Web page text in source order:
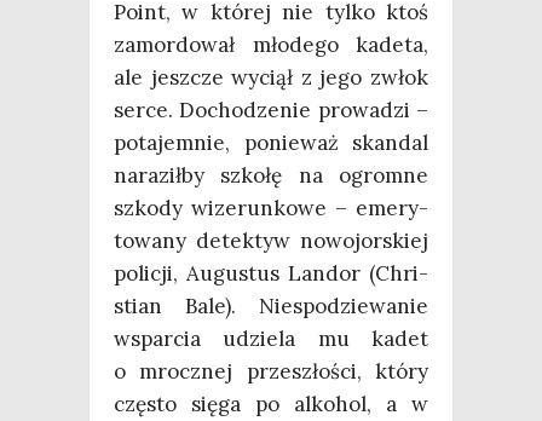
Point, w któ­rej nie tyl­ko ktoś
zamor­do­wał mło­de­go kade­ta,
ale jesz­cze wyciął z jego zwłok
ser­ce. Docho­dze­nie pro­wa­dzi –
pota­jem­nie, ponie­waż skan­dal
nara­ził­by szko­łę na ogrom­ne
szko­dy wize­run­ko­we – eme­ry­
to­wa­ny detek­tyw nowo­jor­skiej
poli­cji, Augu­stus Lan­dor (Chri­
stian Bale). Nie­spo­dzie­wa­nie
wspar­cia udzie­la mu kadet
o mrocz­nej prze­szło­ści, któ­ry
czę­sto się­ga po alko­hol, a w